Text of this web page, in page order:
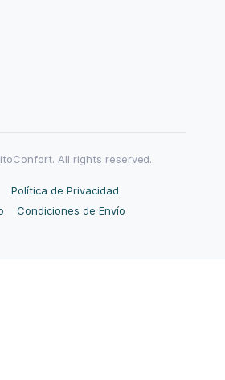
All rights reserved.
Política de Privacidad
Condiciones de Envío